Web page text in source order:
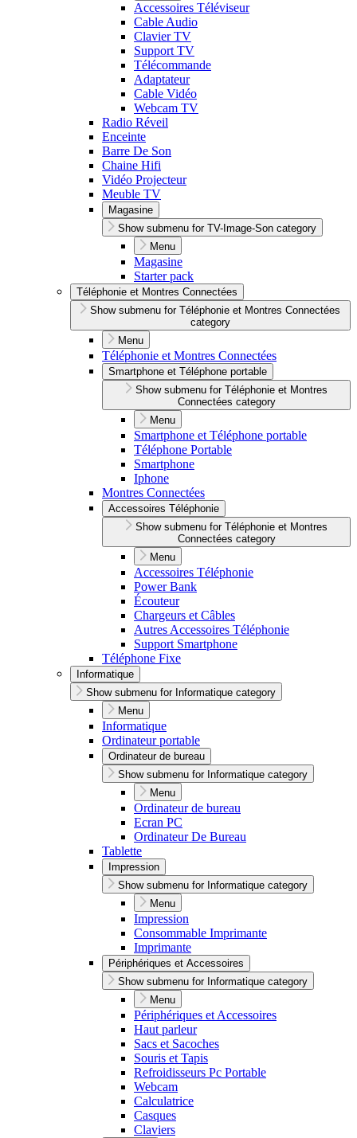
Accessoires Téléviseur
Cable Audio
Clavier TV
Support TV
Télécommande
Adaptateur
Cable Vidéo
Webcam TV
Radio Réveil
Enceinte
Barre De Son
Chaine Hifi
Vidéo Projecteur
Meuble TV
Magasine
Show submenu for TV-Image-Son category
Menu
Magasine
Starter pack
Téléphonie et Montres Connectées
Show submenu for Téléphonie et Montres Connectées
category
Menu
Téléphonie et Montres Connectées
Smartphone et Téléphone portable
Show submenu for Téléphonie et Montres
Connectées category
Menu
Smartphone et Téléphone portable
Téléphone Portable
Smartphone
Iphone
Montres Connectées
Accessoires Téléphonie
Show submenu for Téléphonie et Montres
Connectées category
Menu
Accessoires Téléphonie
Power Bank
Écouteur
Chargeurs et Câbles
Autres Accessoires Téléphonie
Support Smartphone
Téléphone Fixe
Informatique
Show submenu for Informatique category
Menu
Informatique
Ordinateur portable
Ordinateur de bureau
Show submenu for Informatique category
Menu
Ordinateur de bureau
Ecran PC
Ordinateur De Bureau
Tablette
Impression
Show submenu for Informatique category
Menu
Impression
Consommable Imprimante
Imprimante
Périphériques et Accessoires
Show submenu for Informatique category
Menu
Périphériques et Accessoires
Haut parleur
Sacs et Sacoches
Souris et Tapis
Refroidisseurs Pc Portable
Webcam
Calculatrice
Casques
Claviers